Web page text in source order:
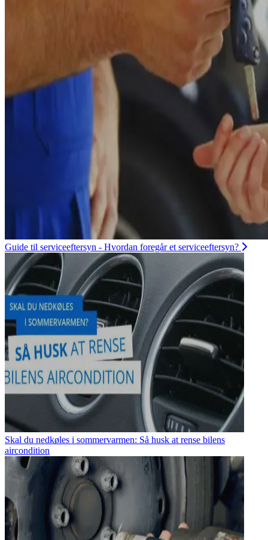
Guide til serviceeftersyn - Hvordan foregår et serviceeftersyn?
Skal du nedkøles i sommervarmen: Så husk at rense bilens
aircondition